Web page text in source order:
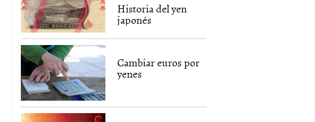
Historia del yen
japonés
Cambiar euros por
yenes